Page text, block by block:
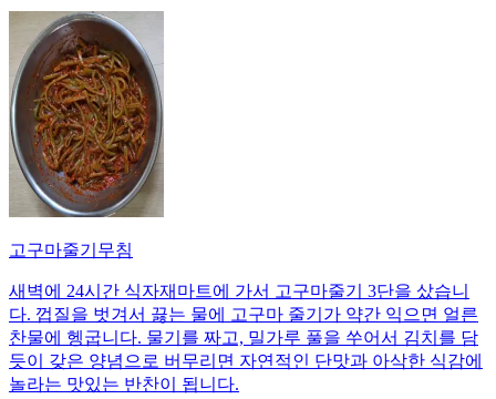
고구마줄기무침
새벽에 24시간 식자재마트에 가서 고구마줄기 3단을 샀습니
다. 껍질을 벗겨서 끓는 물에 고구마 줄기가 약간 익으면 얼른
찬물에 헹굽니다. 물기를 짜고, 밀가루 풀을 쑤어서 김치를 담
듯이 갖은 양념으로 버무리면 자연적인 단맛과 아삭한 식감에
놀라는 맛있는 반찬이 됩니다.